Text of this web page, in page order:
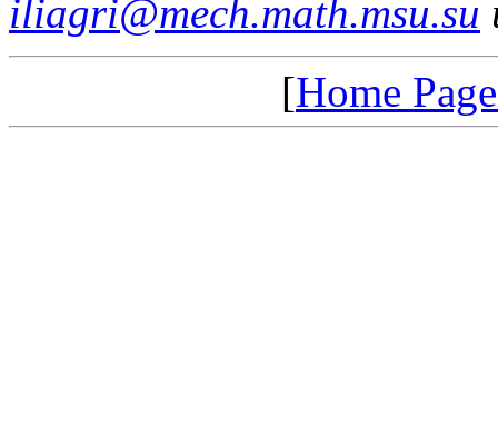
iliagri@mech.math.msu.su
[Home